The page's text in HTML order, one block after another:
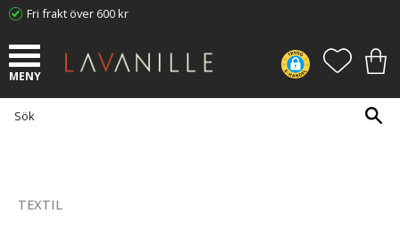
Fri frakt över 600 kr
TEXTIL